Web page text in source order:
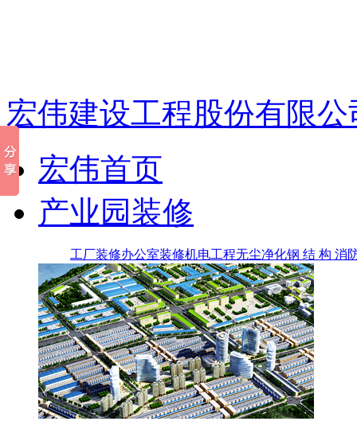
宏伟建设工程股份有限公
宏伟首页
产业园装修
工厂装修办公室装修机电工程无尘净化钢 结 构 消